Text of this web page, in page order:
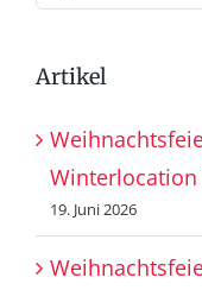
nach:
Artikel
Winterlocation
19. Juni 2026